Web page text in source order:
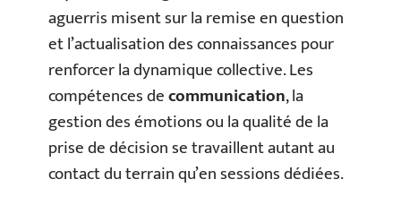
aguerris misent sur la remise en question
et l’actualisation des connaissances pour
renforcer la dynamique collective. Les
compétences decommunication, la
gestion des émotions ou la qualité de la
prise de décision se travaillent autant au
contact du terrain qu’en sessions dédiées.